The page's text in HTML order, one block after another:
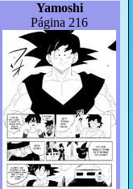
Yamoshi
Página 216